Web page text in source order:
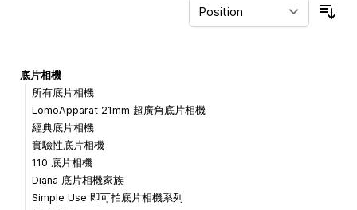
底片相機
所有底片相機
LomoApparat 21mm 超廣角底片相機
經典底片相機
實驗性底片相機
110 底片相機
Diana 底片相機家族
Simple Use 即可拍底片相機系列